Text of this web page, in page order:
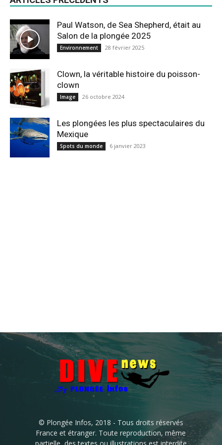
Paul Watson, de Sea Shepherd, était au
Salon de la plongée 2025
Environnement 28 février 2025
Clown, la véritable histoire du poisson-
clown
Image 26 octobre 2024
Les plongées les plus spectaculaires du
Mexique
Spots du monde 6 janvier 2023
© Plongée Infos, 2018 - Tous droits réservés
France et étranger. Toute reproduction, même